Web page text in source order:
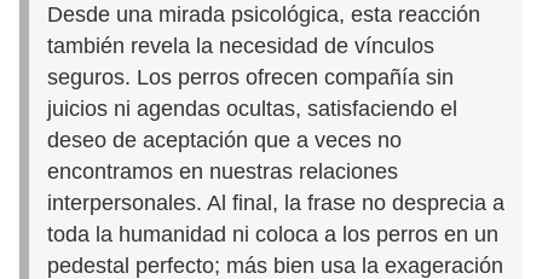
Desde una mirada psicológica, esta reacción
también revela la necesidad de vínculos
seguros. Los perros ofrecen compañía sin
juicios ni agendas ocultas, satisfaciendo el
deseo de aceptación que a veces no
encontramos en nuestras relaciones
interpersonales. Al final, la frase no desprecia a
toda la humanidad ni coloca a los perros en un
pedestal perfecto; más bien usa la exageración